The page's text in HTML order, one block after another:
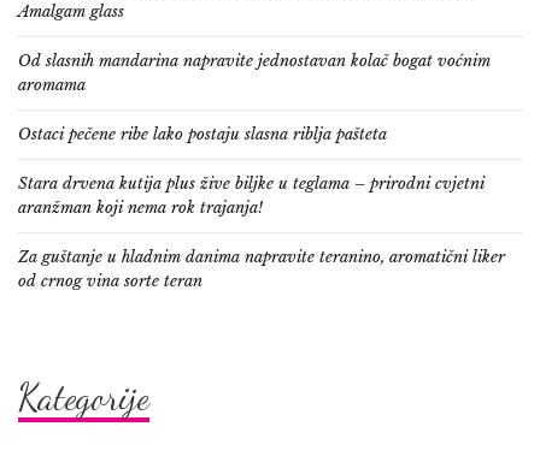
Amalgam glass
Od slasnih mandarina napravite jednostavan kolač bogat voćnim
aromama
Ostaci pečene ribe lako postaju slasna riblja pašteta
Stara drvena kutija plus žive biljke u teglama – prirodni cvjetni
aranžman koji nema rok trajanja!
Za guštanje u hladnim danima napravite teranino, aromatični liker
od crnog vina sorte teran
Kategorije